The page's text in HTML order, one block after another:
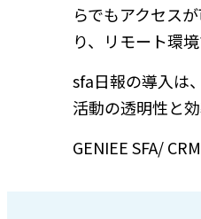
らでもアクセス
り、リモート環
sfa日報の導入は
活動の透明性と
GENIEE SFA/